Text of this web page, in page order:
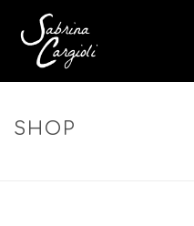
SHOP